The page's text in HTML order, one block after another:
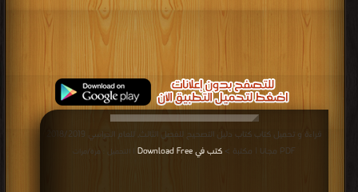
قراءة و تحميل كتاب كتاب دليل التصحيح للفصل الثالث, للعام الدراسي 2018/2019
PDF مجانا | مكتبة >
كتب في Download Free | التحميل : مرة/مرات